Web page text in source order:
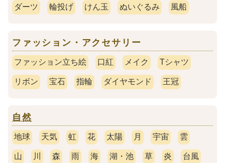
ダーツ 輪投げ けん玉 ぬいぐるみ 風船
ファッション・アクセサリー
ファッション立ち絵 口紅 メイク Tシャツ
リボン 宝石 指輪 ダイヤモンド 王冠
自然
地球 天気 虹 花 太陽 月 宇宙 雲
山 川 森 雨 海 湖・池 草 炎 台風